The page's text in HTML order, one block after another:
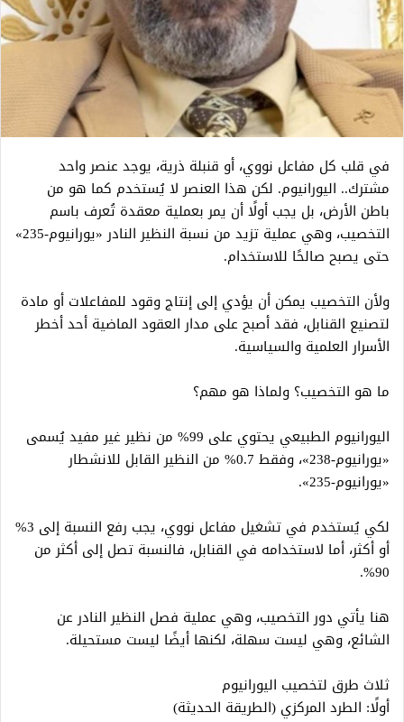
في قلب كل مفاعل نووي، أو قنبلة ذرية، يوجد عنصر واحد
مشترك.. اليورانيوم. لكن هذا العنصر لا يُستخدم كما هو من
باطن الأرض، بل يجب أولًا أن يمر بعملية معقدة تُعرف باسم
التخصيب، وهي عملية تزيد من نسبة النظير النادر «يورانيوم-235»
حتى يصبح صالحًا للاستخدام.
ولأن التخصيب يمكن أن يؤدي إلى إنتاج وقود للمفاعلات أو مادة
لتصنيع القنابل، فقد أصبح على مدار العقود الماضية أحد أخطر
الأسرار العلمية والسياسية.
ما هو التخصيب؟ ولماذا هو مهم؟
اليورانيوم الطبيعي يحتوي على 99% من نظير غير مفيد يُسمى
«يورانيوم-238»، وفقط 0.7% من النظير القابل للانشطار
«يورانيوم-235».
لكي يُستخدم في تشغيل مفاعل نووي، يجب رفع النسبة إلى 3%
أو أكثر، أما لاستخدامه في القنابل، فالنسبة تصل إلى أكثر من
90%.
هنا يأتي دور التخصيب، وهي عملية فصل النظير النادر عن
الشائع، وهي ليست سهلة، لكنها أيضًا ليست مستحيلة.
ثلاث طرق لتخصيب اليورانيوم
أولًا: الطرد المركزي (الطريقة الحديثة)